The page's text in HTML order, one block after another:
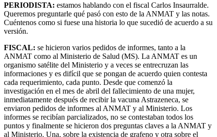
PERIODISTA: estamos hablando con el fiscal Carlos Insaurralde.
Queremos preguntarle qué pasó con esto de la ANMAT y las notas.
Cuéntenos como si fuese una historia lo que sucedió de acuerdo a su
versión.
FISCAL: se hicieron varios pedidos de informes, tanto a la
ANMAT como al Ministerio de Salud (MS). La ANMAT es un
organismo satélite del Ministerio y a veces se entrecruzan las
informaciones y es difícil que se pongan de acuerdo quien contesta
cada requerimiento, cada punto. Desde que comenzó la
investigación en el mes de abril del fallecimiento de una mujer,
inmediatamente después de recibir la vacuna Astrazeneca, se
enviaron pedidos de informes al ANMAT y al Ministerio. Los
informes se recibían parcializados, no se contestaban todos los
puntos y finalmente se hicieron dos preguntas claves a la ANMAT y
al Ministerio. Una, sobre la existencia de grafeno y otra sobre el